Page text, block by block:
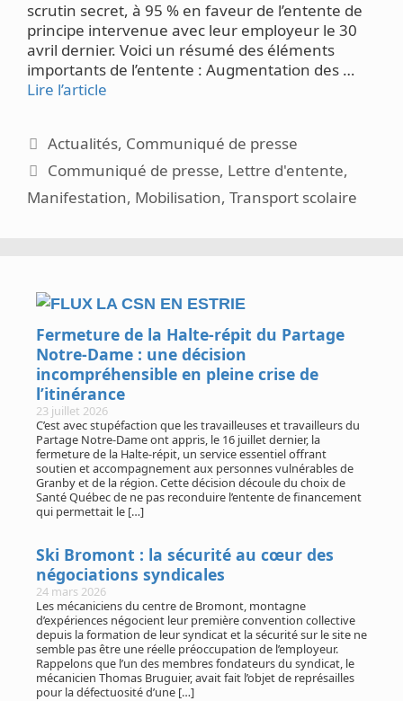
scrutin secret, à 95 % en faveur de l’entente de
principe intervenue avec leur employeur le 30
avril dernier. Voici un résumé des éléments
importants de l’entente : Augmentation des …
Lire l’article
Catégories
Actualités, Communiqué de presse
Étiquettes
Communiqué de presse, Lettre d'entente,
Manifestation, Mobilisation, Transport scolaire
LA CSN EN ESTRIE
Fermeture de la Halte-répit du Partage
Notre-Dame : une décision
incompréhensible en pleine crise de
l’itinérance
23 juillet 2026
C’est avec stupéfaction que les travailleuses et travailleurs du
Partage Notre-Dame ont appris, le 16 juillet dernier, la
fermeture de la Halte-répit, un service essentiel offrant
soutien et accompagnement aux personnes vulnérables de
Granby et de la région. Cette décision découle du choix de
Santé Québec de ne pas reconduire l’entente de financement
qui permettait le […]
Ski Bromont : la sécurité au cœur des
négociations syndicales
24 mars 2026
Les mécaniciens du centre de Bromont, montagne
d’expériences négocient leur première convention collective
depuis la formation de leur syndicat et la sécurité sur le site ne
semble pas être une réelle préoccupation de l’employeur.
Rappelons que l’un des membres fondateurs du syndicat, le
mécanicien Thomas Bruguier, avait fait l’objet de représailles
pour la défectuosité d’une […]